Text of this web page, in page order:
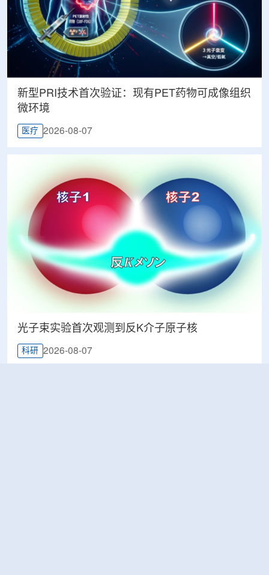
新型PRI技术首次验证：现有PET药物可成像组织
微环境
医疗 2026-08-07
光子束实验首次观测到反K介子原子核
科研 2026-08-07